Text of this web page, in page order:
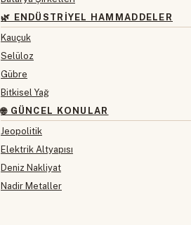
🌿 ENDÜSTRIYEL HAMMADDELER
Kauçuk
Selüloz
Gübre
Bitkisel Yağ
🌐 GÜNCEL KONULAR
Jeopolitik
Elektrik Altyapısı
Deniz Nakliyat
Nadir Metaller